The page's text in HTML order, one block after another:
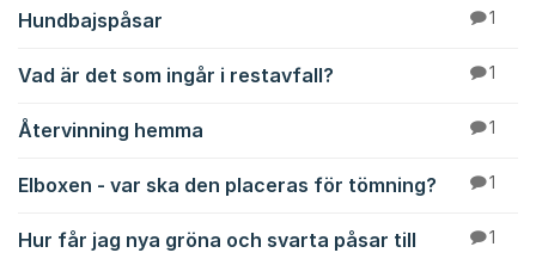
Hundbajspåsar 1
Vad är det som ingår i restavfall? 1
Återvinning hemma 1
Elboxen - var ska den placeras för tömning? 1
Hur får jag nya gröna och svarta påsar till
1